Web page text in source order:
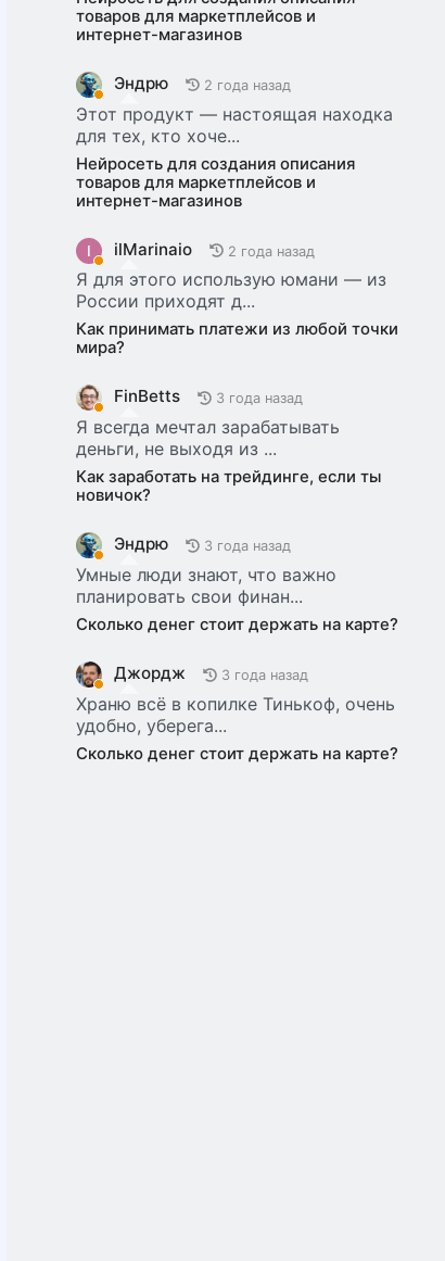
товаров для маркетплейсов и
интернет-магазинов
Эндрю 2 года назад
Этот продукт — настоящая находка
для тех, кто хоче...
Нейросеть для создания описания
товаров для маркетплейсов и
интернет-магазинов
I ilMarinaio 2 года назад
Я для этого использую юмани — из
России приходят д...
Как принимать платежи из любой точки
мира?
FinBetts 3 года назад
Я всегда мечтал зарабатывать
деньги, не выходя из ...
Как заработать на трейдинге, если ты
новичок?
Эндрю 3 года назад
Умные люди знают, что важно
планировать свои финан...
Сколько денег стоит держать на карте?
Джордж 3 года назад
Храню всё в копилке Тинькоф, очень
удобно, уберега...
Сколько денег стоит держать на карте?